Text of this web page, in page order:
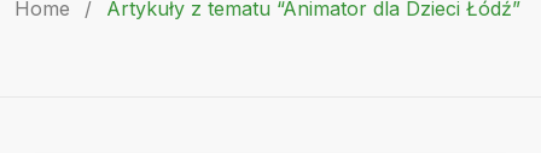
Home / Artykuły z tematu “Animator dla Dzieci Łódź”